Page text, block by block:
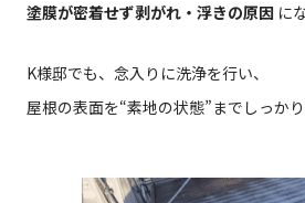
塗膜が密着せず剥がれ・浮きの原因 に
K様邸でも、念入りに洗浄を行い、
屋根の表面を“素地の状態”までしっかり